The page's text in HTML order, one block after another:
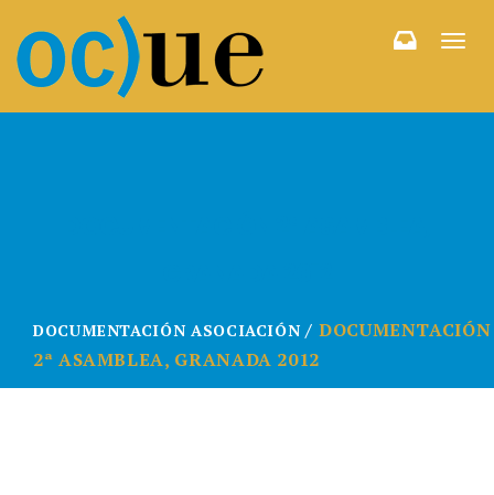
DOCUMENTACIÓN ASOCIACIÓN
DOCUMENTACIÓN
2ª ASAMBLEA, GRANADA 2012